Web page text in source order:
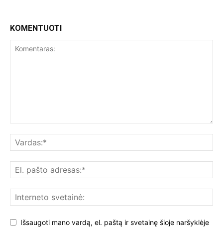
KOMENTUOTI
Išsaugoti mano vardą, el. paštą ir svetainę šioje naršyklėje